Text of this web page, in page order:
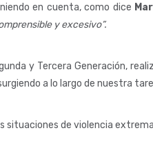
en cuenta, como dice
y excesivo”.
y Tercera Generación,
a lo largo de nuestra
situaciones de violencia